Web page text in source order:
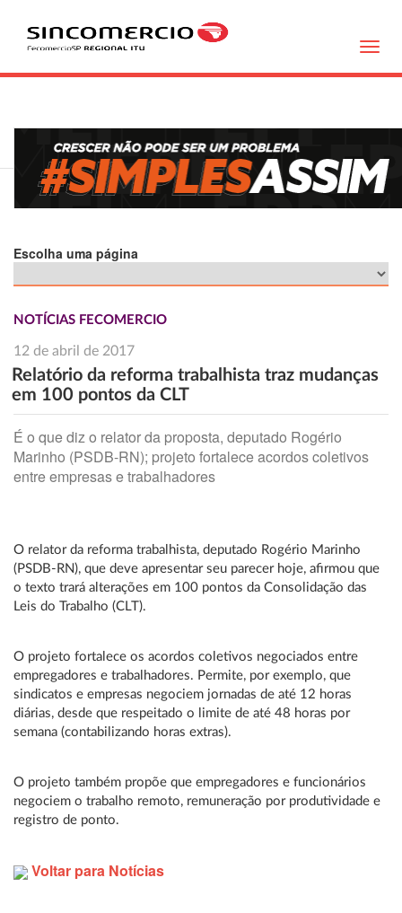
Escolha uma página
NOTÍCIAS FECOMERCIO
12 de abril de 2017
Relatório da reforma trabalhista traz mudanças
em 100 pontos da CLT
É o que diz o relator da proposta, deputado Rogério
Marinho (PSDB-RN); projeto fortalece acordos coletivos
entre empresas e trabalhadores
O relator da reforma trabalhista, deputado Rogério Marinho
(PSDB-RN), que deve apresentar seu parecer hoje, afirmou que
o texto trará alterações em 100 pontos da Consolidação das
Leis do Trabalho (CLT).
O projeto fortalece os acordos coletivos negociados entre
empregadores e trabalhadores. Permite, por exemplo, que
sindicatos e empresas negociem jornadas de até 12 horas
diárias, desde que respeitado o limite de até 48 horas por
semana (contabilizando horas extras).
O projeto também propõe que empregadores e funcionários
negociem o trabalho remoto, remuneração por produtividade e
registro de ponto.
Voltar para Notícias